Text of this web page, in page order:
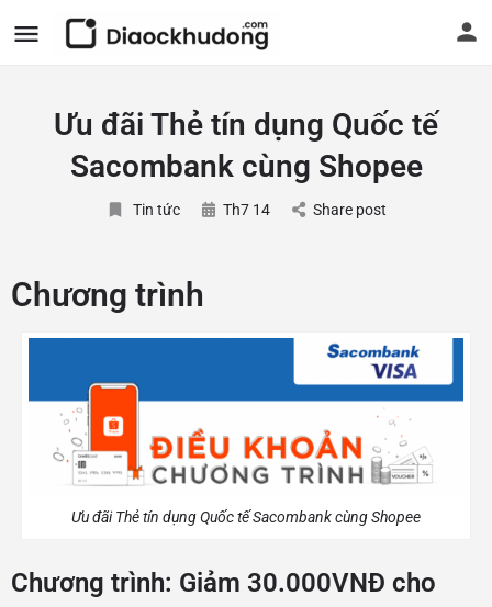
Ưu đãi Thẻ tín dụng Quốc tế
Sacombank cùng Shopee
Tin tức Th7 14 Share post
Chương trình
Ưu đãi Thẻ tín dụng Quốc tế Sacombank cùng Shopee
Chương trình: Giảm 30.000VNĐ cho